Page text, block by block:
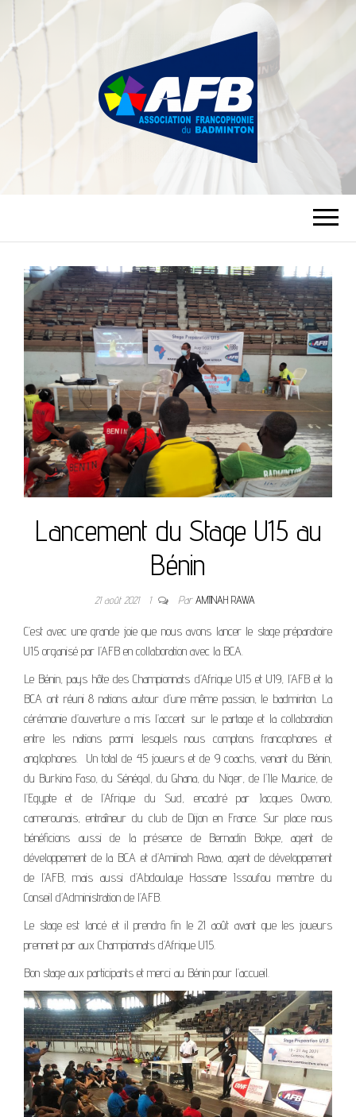
ASSOCIATION
FRANCOPHONIE
DU BADMINTON
Lancement du Stage U15 au
Bénin
21 août 2021 1 ParAMIINAH RAWA
C’est avec une grande joie que nous avons lancer le stage préparatoire
U15 organisé par l’AFB en collaboration avec la BCA.
Le Bénin, pays hôte desChampionnats d’Afrique U15 et U19, l’AFB et la
BCA ont réuni 8 nations autour d’une même passion, le badminton. La
cérémonie d’ouverture a mis l’accent sur le partage et la collaboration
entre les nations parmi lesquels nous comptons francophones et
anglophones. Un total de 45 joueurs et de 9 coachs, venant du Bénin,
du Burkina Faso, du Sénégal, du Ghana, du Niger, de l’Ile Maurice, de
l’Egypte et de l’Afrique du Sud, encadré par Jacques Owono,
camerounais, entraîneur du club de Dijon en France. Sur place nous
bénéficions aussi de la présence de Bernadin Bokpe, agent de
développement de la BCA et d’Amiinah Rawa, agent de développement
de l’AFB, mais aussi d’Abdoulaye Hassane Issoufou membre du
Conseil d’Administration de l’AFB.
Le stage est lancé et il prendra fin le 21 août avant que les joueurs
prennent par aux Championnats d’Afrique U15.
Bon stage aux participants et merci au Bénin pour l’accueil.